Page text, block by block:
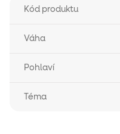
Kód produktu
Váha
Pohlaví
Téma